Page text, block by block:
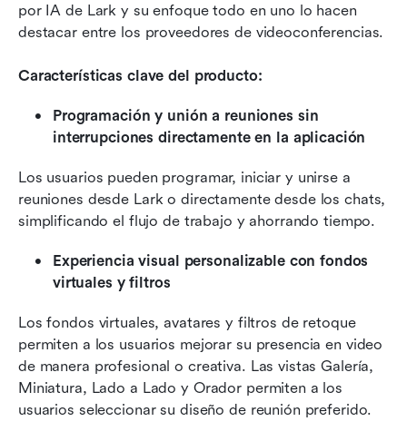
por IA de Lark y su enfoque todo en uno lo hacen
destacar entre los proveedores de videoconferencias.
Características clave del producto:
Programación y unión a reuniones sin
interrupciones directamente en la aplicación
Los usuarios pueden programar, iniciar y unirse a
reuniones desde Lark o directamente desde los chats,
simplificando el flujo de trabajo y ahorrando tiempo.
Experiencia visual personalizable con fondos
virtuales y filtros
Los fondos virtuales, avatares y filtros de retoque
permiten a los usuarios mejorar su presencia en video
de manera profesional o creativa. Las vistas Galería,
Miniatura, Lado a Lado y Orador permiten a los
usuarios seleccionar su diseño de reunión preferido.